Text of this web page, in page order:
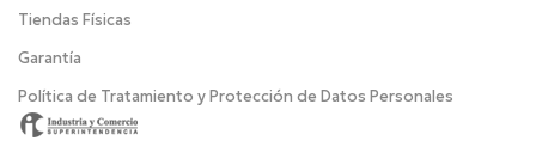
Tiendas Físicas
Garantía
Política de Tratamiento y Protección de Datos Personales